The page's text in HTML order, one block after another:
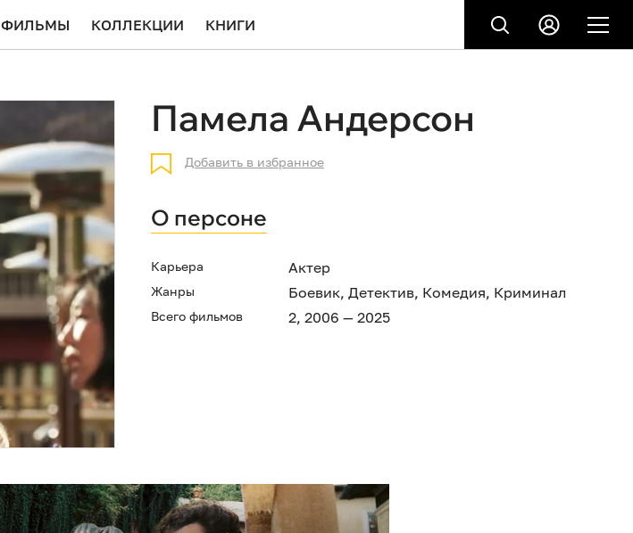
ФИЛЬМЫ КОЛЛЕКЦИИ КНИГИ
Памела Андерсон
Добавить в избранное
О персоне
Карьера Актер
Жанры Боевик, Детектив, Комедия, Криминал
Всего фильмов 2, 2006 — 2025